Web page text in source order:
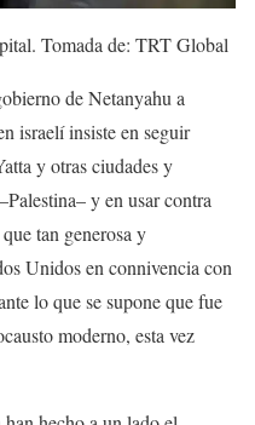
Tomada de: TRT Global
de Netanyahu a
israelí insiste en seguir
y otras ciudades y
y en usar contra
tan generosa y
Unidos en connivencia con
lo que se supone que fue
moderno, esta vez